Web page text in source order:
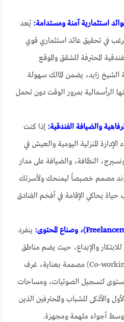
استثمارية آمنة ومستدامة: يُعد
في تحقيق عائد استثماري قوي
المحترفة للشقق والموقع
الشيخ زايد، يضمن المالك سهولة
الرأسمالية بمرور الوقت دون تحمل
والضيافة الفندقية: إذا كنت
المنزلية اليومية والعيش في
النظافة، والضيافة على مدار
مصمم خصيصاً ليمنحك ولأسرتك
حياة يحاكي الإقامة في أفخم الفنادق
ينفرد
للابتكار والإبداع، حيث يضم مناطق
عمل مشتركة (Co-working spaces) مصممة بعناية، غرف
لتسجيل الصوتيات، ومساحات
والأذكى للشباب والمحترفين الذين
وسط أجواء ملهمة ومجهزة.